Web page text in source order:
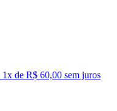
1x de R$ 60,00 sem juros